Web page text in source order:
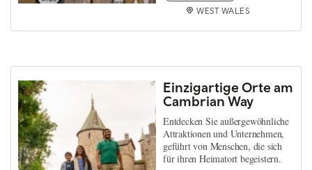
WEST WALES
Einzigartige Orte am
Cambrian Way
Entdecken Sie außergewöhnliche
Attraktionen und Unternehmen,
geführt von Menschen, die sich
für ihren Heimatort begeistern.